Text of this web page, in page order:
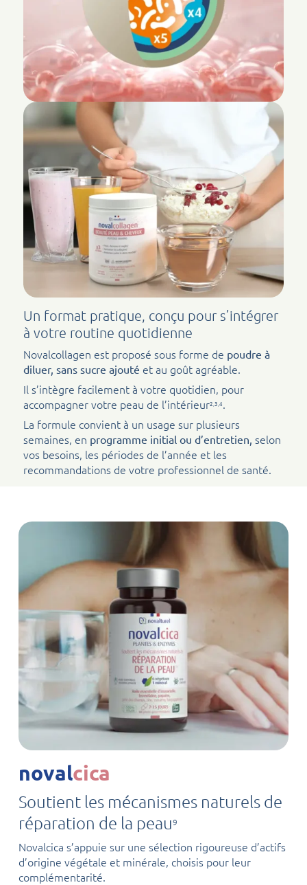
Un format pratique, conçu pour s’intégrer
à votre routine quotidienne
Novalcollagen est proposé sous forme de poudre à
diluer, sans sucre ajouté et au goût agréable.
Il s’intègre facilement à votre quotidien, pour
accompagner votre peau de l’intérieur2,3,4.
La formule convient à un usage sur plusieurs
semaines, en programme initial ou d’entretien, selon
vos besoins, les périodes de l’année et les
recommandations de votre professionnel de santé.
novalcica
Soutient les mécanismes naturels de
réparation de la peau9
Novalcica s’appuie sur une sélection rigoureuse d’actifs
d’origine végétale et minérale, choisis pour leur
complémentarité.